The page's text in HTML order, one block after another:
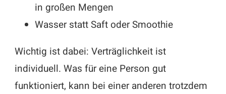
in großen Mengen
Wasser statt Saft oder Smoothie
Wichtig ist dabei: Verträglichkeit ist
individuell. Was für eine Person gut
funktioniert, kann bei einer anderen trotzdem